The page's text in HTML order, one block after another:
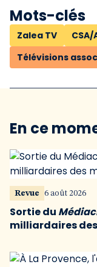
Mots-clés
Zalea TV
Télévisions
En ce
Revue 6 août 2026
Sortie du
milliardaires